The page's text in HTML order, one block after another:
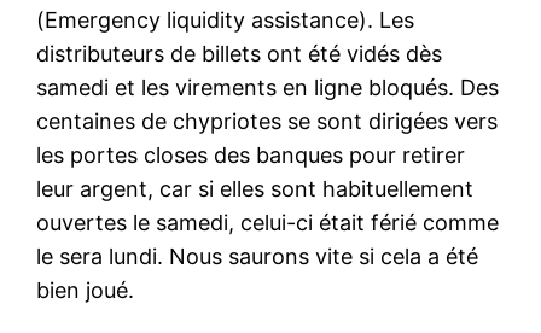
(Emergency liquidity assistance). Les
distributeurs de billets ont été vidés dès
samedi et les virements en ligne bloqués. Des
centaines de chypriotes se sont dirigées vers
les portes closes des banques pour retirer
leur argent, car si elles sont habituellement
ouvertes le samedi, celui-ci était férié comme
le sera lundi. Nous saurons vite si cela a été
bien joué.